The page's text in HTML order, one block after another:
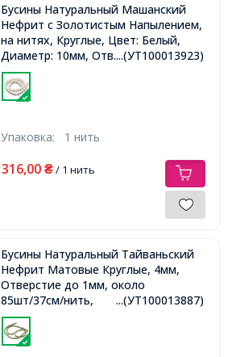
Бусины Натуральный Машанский
Нефрит с Золотистым Напылением,
на нитях, Круглые, Цвет: Белый,
Диаметр: 10мм, Отв. 1.5мм, около
38шт/38.5см/нить,
...(УТ100013923)
Упаковка: 1 нить
316,00 ₴/ 1 нить
Бусины Натуральный Тайваньский
Нефрит Матовые Круглые, 4мм,
Отверстие до 1мм, около
85шт/37см/нить,
...(УТ100013887)